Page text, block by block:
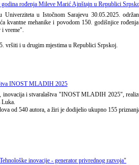
rođenja Mileve Marić Ajnštajn u Republici
Univerziteta u Istočnom Sarajevu 30.05.2025.
kvantne mehanike i povodom 150. godišnjice
i vreme".
vršiti i u drugim mjestima u Republici Srpskoj.
INOST MLADIH 2025
inovacija i stvaralaštva "INOST MLADIH 2025",
Luka.
od 540 autora, a žiri je dodijelio ukupno 155
inovacije - generator privrednog razvoja"